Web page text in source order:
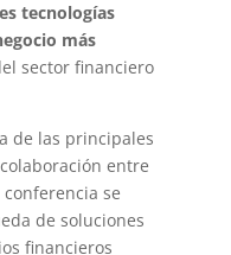
tecnologías
más
sector financiero
de las principales
entre
se
de soluciones
financieros